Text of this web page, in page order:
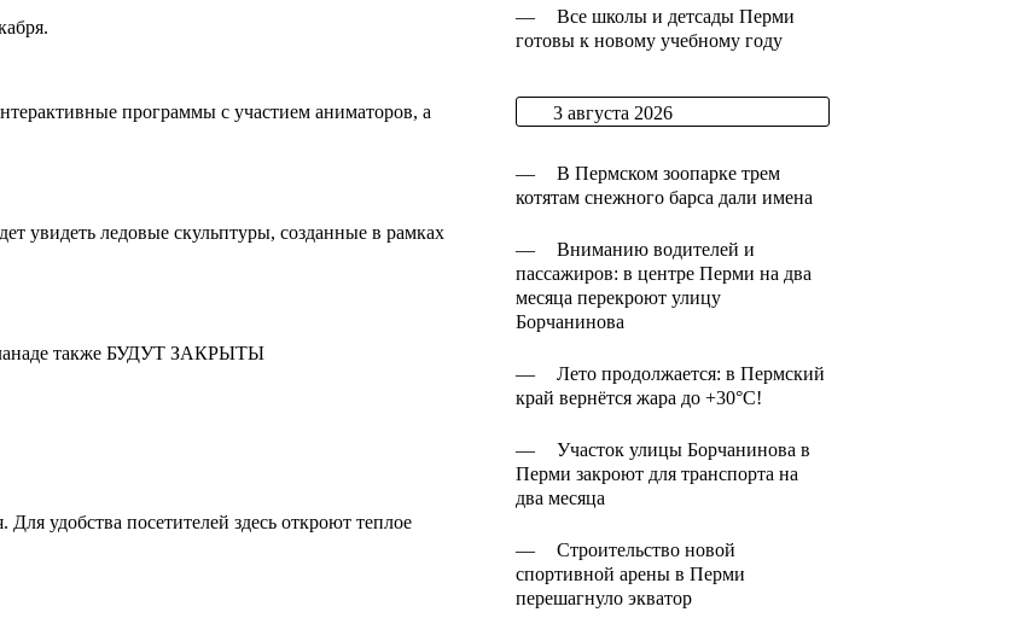
программы с участием аниматоров, а
увидеть ледовые скульптуры, созданные в рамках
также БУДУТ ЗАКРЫТЫ
удобства посетителей здесь откроют теплое
—
Все школы и детсады Перми
готовы к новому учебному году
3 августа 2026
—
В Пермском зоопарке трем
котятам снежного барса дали имена
—
Вниманию водителей и
пассажиров: в центре Перми на два
месяца перекроют улицу
Борчанинова
—
Лето продолжается: в Пермский
край вернётся жара до +30°C!
—
Участок улицы Борчанинова в
Перми закроют для транспорта на
два месяца
—
Строительство новой
спортивной арены в Перми
перешагнуло экватор